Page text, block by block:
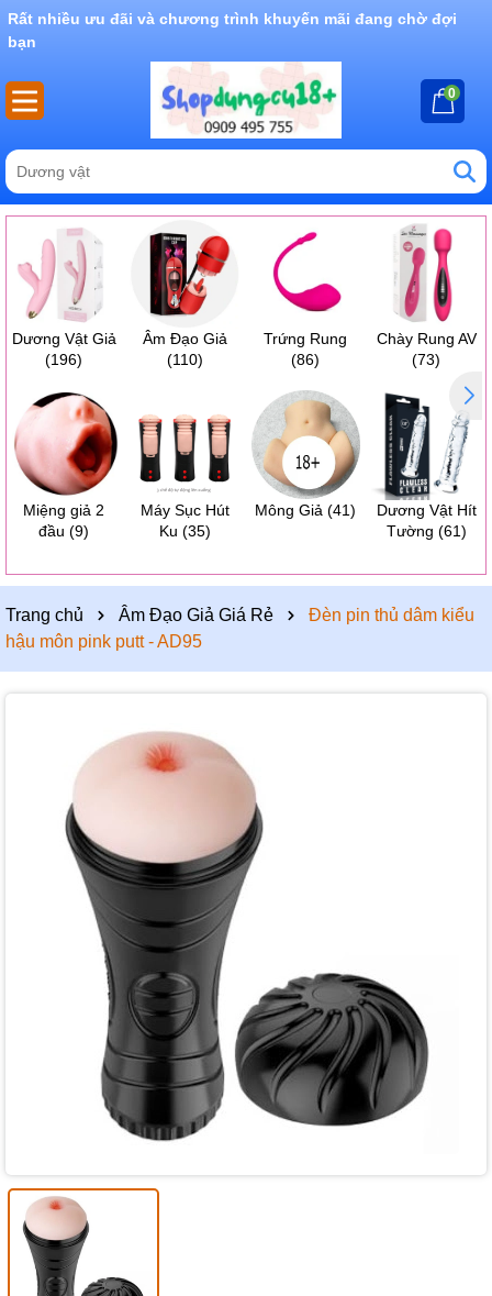
Rất nhiều ưu đãi và chương trình khuyến mãi đang chờ đợi
bạn
0
Dương Vật Giả
(196)
Âm Đạo Giả
(110)
Trứng Rung
(86)
Chày Rung AV
(73)
Miệng giả 2
đầu (9)
Máy Sục Hút
Ku (35)
Mông Giả (41)
Dương Vật Hít
Tường (61)
Trang chủ Âm Đạo Giả Giá Rẻ
Đèn pin thủ dâm kiểu
hậu môn pink putt - AD95